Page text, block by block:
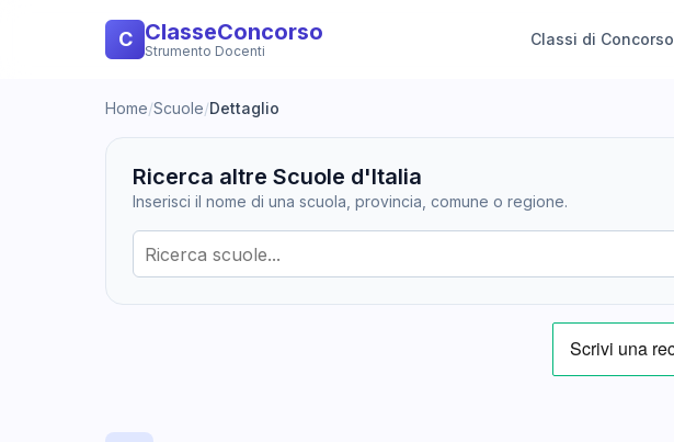
C ClasseConcorso
Strumento Docenti
Classi di Concorso
Home/Scuole/Dettaglio
Ricerca altre Scuole d'Italia
Inserisci il nome di una scuola, provincia, comune o regione.